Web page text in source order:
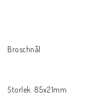
Broschnål
Storlek: 85x21mm